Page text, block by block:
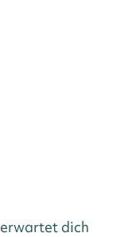
dich